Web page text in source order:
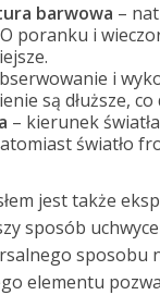
barwowa –
poranku i
i
są dłuższe,
– kierunek
światło
jest także
sposób
sposobu
elementu